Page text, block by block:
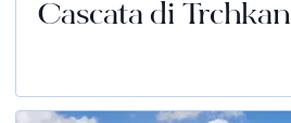
Cascata di Trchkan